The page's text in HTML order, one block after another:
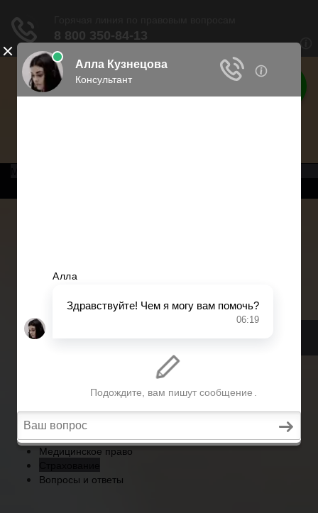
Права россиян
Медицинское право
Главная
Военное право
Трудовое право
Медицинское право
Вопросы и ответы